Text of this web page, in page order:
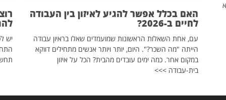
האם בכלל אפשר להגיע לאיזון בין העבודה
לחיים ב-2026?
עם, אחת השאלות הראשונות שמועמדים שאלו בראיון עבודה
הייתה "מה השכר?". היום, יותר ויותר אנשים מתחילים דווקא
במקום אחר. כמה ימים עובדים מהבית? הכל על איזון
בית-עבודה >>>
יש